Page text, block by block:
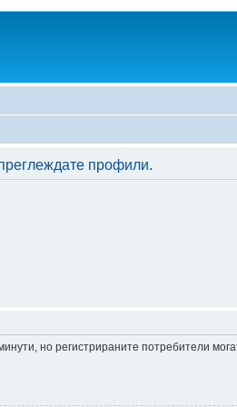
профили.
но регистрираните потребители